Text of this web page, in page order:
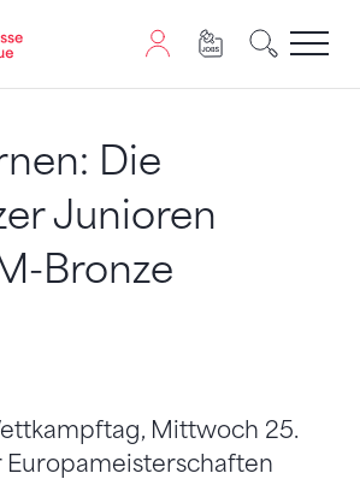
du sitenpour naviguer sur ce site.
Die
Junioren
Bronze
Mittwoch 25.
Europameisterschaften